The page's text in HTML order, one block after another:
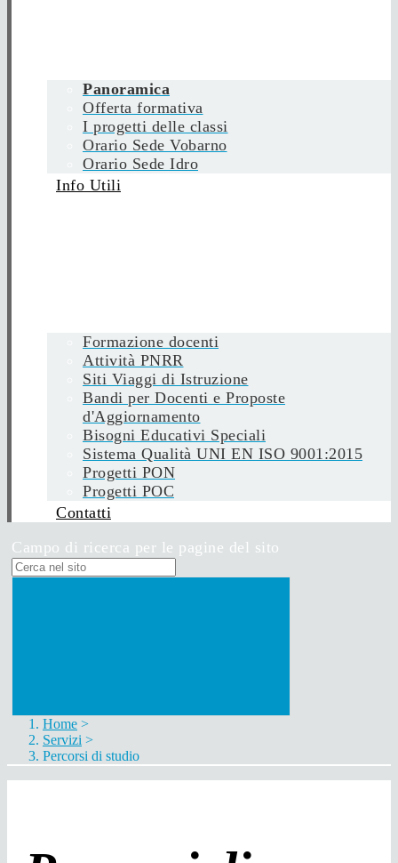
Panoramica
Offerta formativa
I progetti delle classi
Orario Sede Vobarno
Orario Sede Idro
Info Utili
Formazione docenti
Attività PNRR
Siti Viaggi di Istruzione
Bandi per Docenti e Proposte
d'Aggiornamento
Bisogni Educativi Speciali
Sistema Qualità UNI EN ISO 9001:2015
Progetti PON
Progetti POC
Contatti
Campo di ricerca per le pagine del sito
Home >
Servizi >
Percorsi di studio